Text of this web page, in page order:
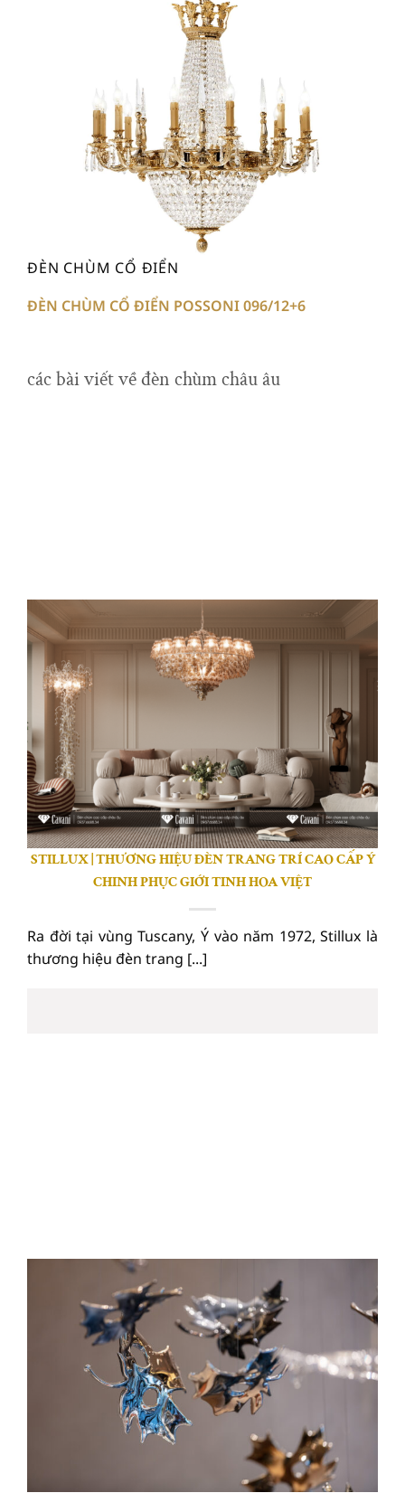
ĐÈN CHÙM CỔ ĐIỂN
ĐÈN CHÙM CỔ ĐIỂN POSSONI 096/12+6
các bài viết về đèn chùm châu âu
STILLUX | THƯƠNG HIỆU ĐÈN TRANG TRÍ CAO CẤP Ý
CHINH PHỤC GIỚI TINH HOA VIỆT
Ra đời tại vùng Tuscany, Ý vào năm 1972, Stillux là
thương hiệu đèn trang [...]